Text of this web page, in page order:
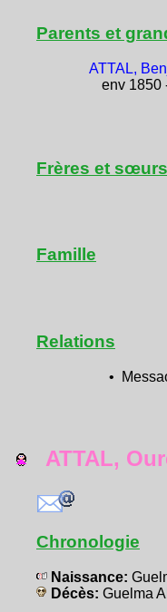
Parents et
ATTAL,
env 1850
Frères et sœurs
Famille
Relations
•
ATTAL,
Chronologie
Naissance:
Décès: Guelma